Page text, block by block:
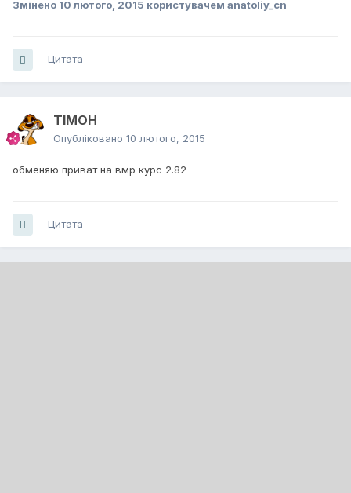
Змінено 10 лютого, 2015 користувачем anatoliy_cn
Цитата
TIMOH
Опубліковано 10 лютого, 2015
обменяю приват на вмр курс 2.82
Цитата